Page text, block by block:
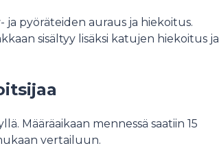
pyöräteiden auraus ja hiekoitus.
sisältyy lisäksi katujen hiekoitus ja
Määräaikaan mennessä saatiin 15
vertailuun.